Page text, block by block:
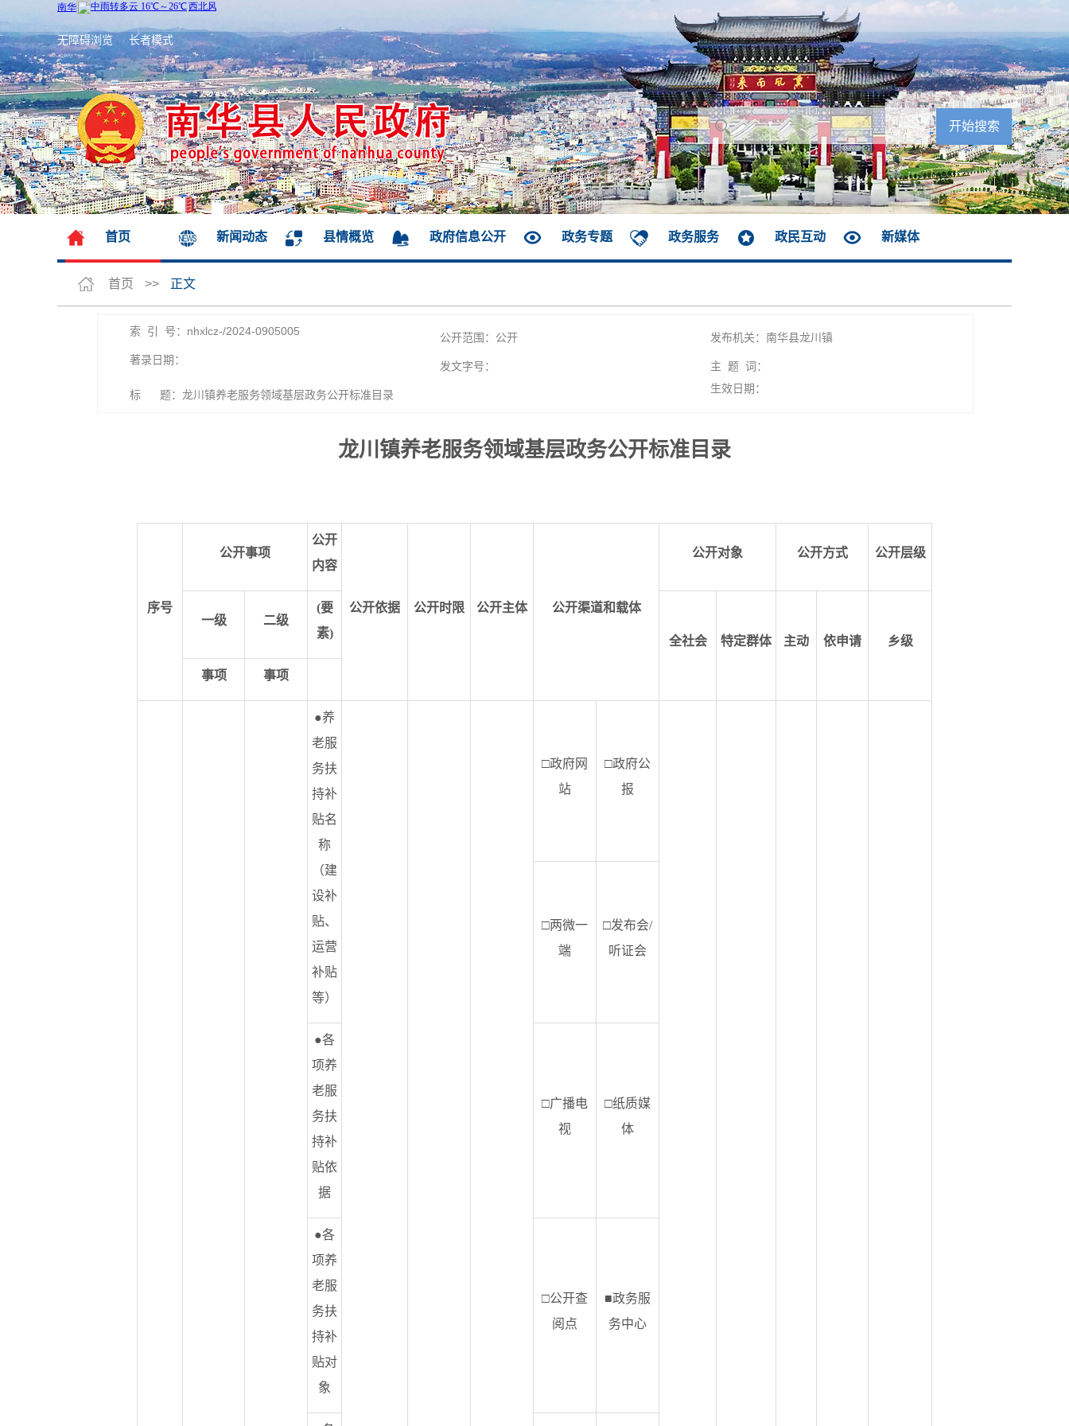
无障碍浏览 长者模式
首页 新闻动态 县情概览 政府信息公开 政务专题 政务服务 政民互动 新媒体
首页 >> 正文
索 引 号：nhxlcz-/2024-0905005 公开范围：公开
发布机关：南华县龙川镇
著录日期：
发文字号： 主 题 词：
标 题：龙川镇养老服务领域基层政务公开标准目录 生效日期：
龙川镇养老服务领域基层政务公开标准目录
序号
公开事项
公开
内容
公开依据 公开时限 公开主体 公开渠道和载体
公开对象 公开方式 公开层级
一级 二级
(要
素)
全社会 特定群体 主动 依申请 乡级
事项 事项
●养
老服
务扶
持补
贴名
称
（建
设补
贴、
运营
补贴
等）
□政府网
站
□政府公
报
□两微一
端
□发布会/
听证会
●各
项养
老服
务扶
持补
贴依
据
□广播电
视
□纸质媒
体
●各
项养
老服
务扶
持补
贴对
象
□公开查
阅点
■政务服
务中心